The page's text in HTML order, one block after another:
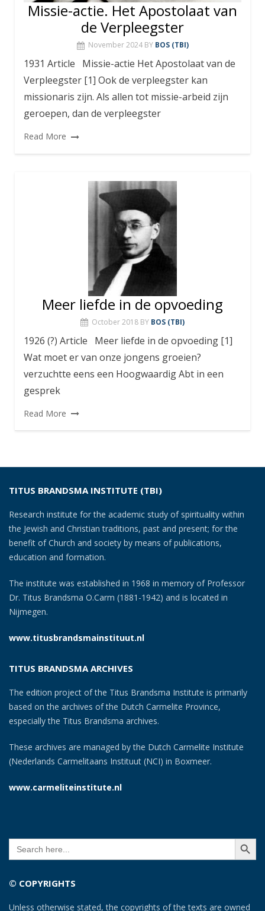
Missie-actie. Het Apostolaat van
de Verpleegster
November 2024 BY BOS (TBI)
1931 Article Missie-actie Het Apostolaat van de
Verpleegster [1] Ook de verpleegster kan
missionaris zijn. Als allen tot missie-arbeid zijn
geroepen, dan de verpleegster
Read More
Meer liefde in de opvoeding
October 2018 BY BOS (TBI)
1926 (?) Article Meer liefde in de opvoeding [1]
Wat moet er van onze jongens groeien?
verzuchtte eens een Hoogwaardig Abt in een
gesprek
Read More
TITUS BRANDSMA INSTITUTE (TBI)
Research institute for the academic study of spirituality within
the Jewish and Christian traditions, past and present; for the
benefit of Church and society by means of publications,
education and formation.
The institute was established in 1968 in memory of Professor
Dr. Titus Brandsma O.Carm (1881-1942) and is located in
Nijmegen.
www.titusbrandsmainstituut.nl
TITUS BRANDSMA ARCHIVES
The edition project of the Titus Brandsma Institute is primarily
based on the archives of the Dutch Carmelite Province,
especially the Titus Brandsma archives.
These archives are managed by the Dutch Carmelite Institute
(Nederlands Carmelitaans Instituut (NCI) in Boxmeer.
www.carmeliteinstitute.nl
Search
for:
SEARCH
© COPYRIGHTS
Unless otherwise stated, the copyrights of the texts are owned